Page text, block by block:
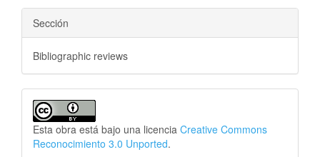
Sección
Bibliographic reviews
Esta obra está bajo una licencia Creative Commons
Reconocimiento 3.0 Unported.